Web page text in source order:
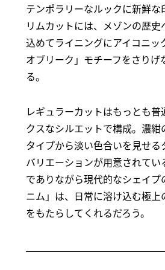
テンポラリーなルックに新鮮な
リムカットには、メゾンの歴史
込めてライニングにアイコニッ
オブリーク」モチーフをさりげ
る。
レギュラーカットはもっとも普
クスなシルエットで構成。濃紺
タイプから淡い色合いを見せる
バリエーションが用意されてい
でありながら現代的なシェイプ
ニム」は、日常に溶け込む極上
をもたらしてくれるだろう。